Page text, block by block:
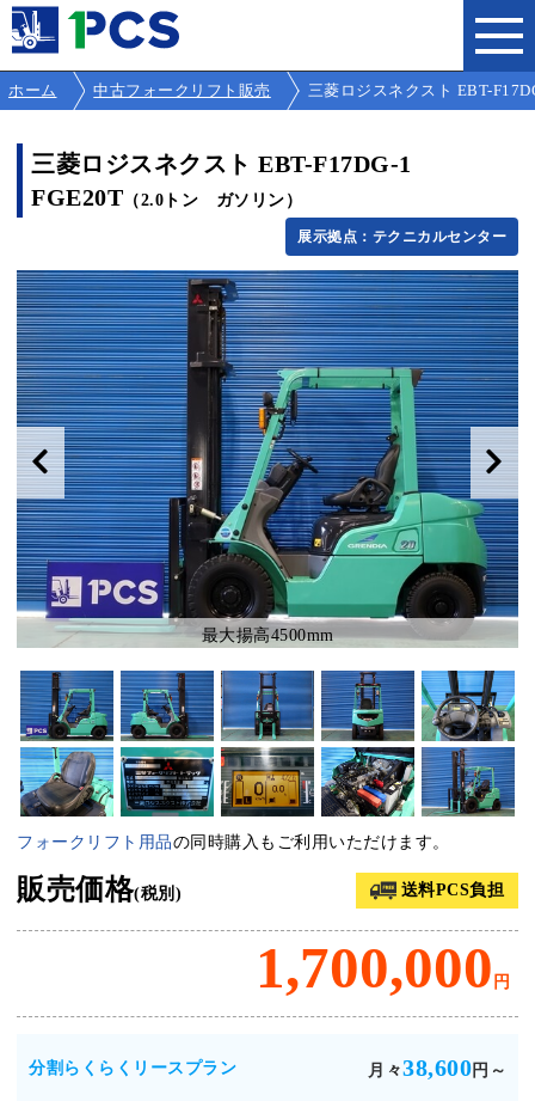
ホーム 中古フォークリフト販売 三菱ロジスネクスト EBT-
三菱ロジスネクスト EBT-F17DG-1
FGE20T （2.0トン ガソリン）
展示拠点：テクニカルセンター
最大揚高4500mm
フォークリフト用品の同時購入もご利用いただけます。
販売価格(税別) 送料PCS負担
1,700,000 円
分割らくらくリースプラン 月々38,600 円～